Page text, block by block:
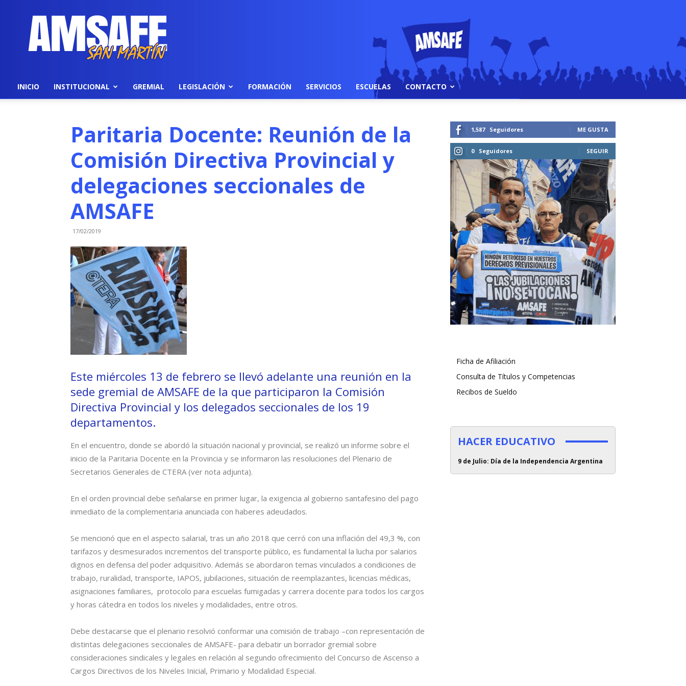
AMSAFE
INICIO INSTITUCIONAL GREMIAL LEGISLACIÓN FORMACIÓN SERVICIOS ESCUELAS CONTACTO
Paritaria Docente: Reunión de la
Comisión Directiva Provincial y
delegaciones seccionales de
AMSAFE
17/02/2019
Este miércoles 13 de febrero se llevó adelante una reunión en la
sede gremial de AMSAFE de la que participaron la Comisión
Directiva Provincial y los delegados seccionales de los 19
departamentos.
En el encuentro, donde se abordó la situación nacional y provincial, se realizó un informe sobre el
inicio de la Paritaria Docente en la Provincia y se informaron las resoluciones del Plenario de
Secretarios Generales de CTERA (ver nota adjunta).
En el orden provincial debe señalarse en primer lugar, la exigencia al gobierno santafesino del pago
inmediato de la complementaria anunciada con haberes adeudados.
Se mencionó que en el aspecto salarial, tras un año 2018 que cerró con una inflación del 49,3 %, con
tarifazos y desmesurados incrementos del transporte público, es fundamental la lucha por salarios
dignos en defensa del poder adquisitivo. Además se abordaron temas vinculados a condiciones de
trabajo, ruralidad, transporte, IAPOS, jubilaciones, situación de reemplazantes, licencias médicas,
asignaciones familiares, protocolo para escuelas fumigadas y carrera docente para todos los cargos
y horas cátedra en todos los niveles y modalidades, entre otros.
Debe destacarse que el plenario resolvió conformar una comisión de trabajo –con representación de
distintas delegaciones seccionales de AMSAFE- para debatir un borrador gremial sobre
consideraciones sindicales y legales en relación al segundo ofrecimiento del Concurso de Ascenso a
Cargos Directivos de los Niveles Inicial, Primario y Modalidad Especial.
1,587 Seguidores ME GUSTA
0 Seguidores SEGUIR
Ficha de Afiliación
Consulta de Títulos y Competencias
Recibos de Sueldo
HACER EDUCATIVO
9 de Julio: Día de la Independencia Argentina